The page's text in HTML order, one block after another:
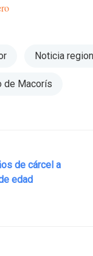
Noticia
de Macorís
de cárcel a
edad